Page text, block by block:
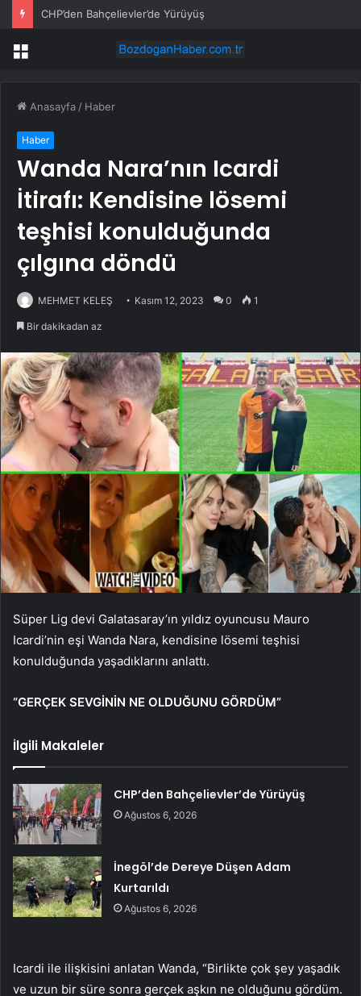
CHP’den Bahçelievler’de Yürüyüş
Menü
Anasayfa / Haber
Haber
Wanda Nara’nın Icardi
İtirafı: Kendisine lösemi
teşhisi konulduğunda
çılgına döndü
MEHMET KELEŞ Kasım 12, 2023 0 1
Bir dakikadan az
Süper Lig devi Galatasaray’ın yıldız oyuncusu Mauro
Icardi’nin eşi Wanda Nara, kendisine lösemi teşhisi
konulduğunda yaşadıklarını anlattı.
“GERÇEK SEVGİNİN NE OLDUĞUNU GÖRDÜM”
İlgili Makaleler
CHP’den Bahçelievler’de Yürüyüş
Ağustos 6, 2026
İnegöl’de Dereye Düşen Adam
Kurtarıldı
Ağustos 6, 2026
Icardi ile ilişkisini anlatan Wanda, “Birlikte çok şey yaşadık
ve uzun bir süre sonra gerçek aşkın ne olduğunu gördüm.